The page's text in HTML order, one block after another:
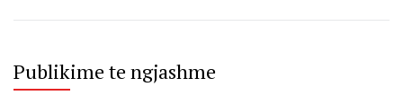
Publikime te ngjashme